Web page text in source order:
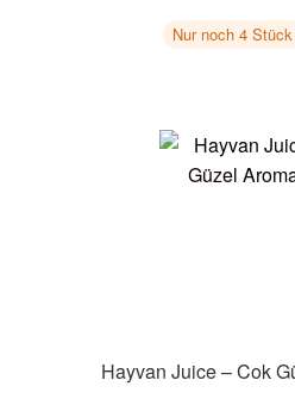
Nur noch 4
Hayvan Juice – Cok